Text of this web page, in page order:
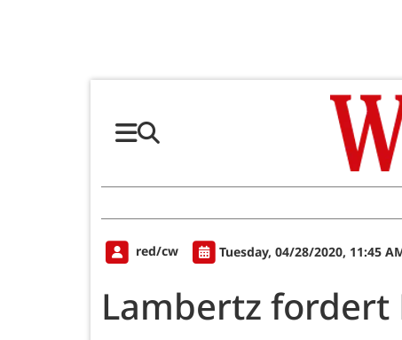
red/cw Tuesday, 04/28/2020, 11:45
Lambertz fordert